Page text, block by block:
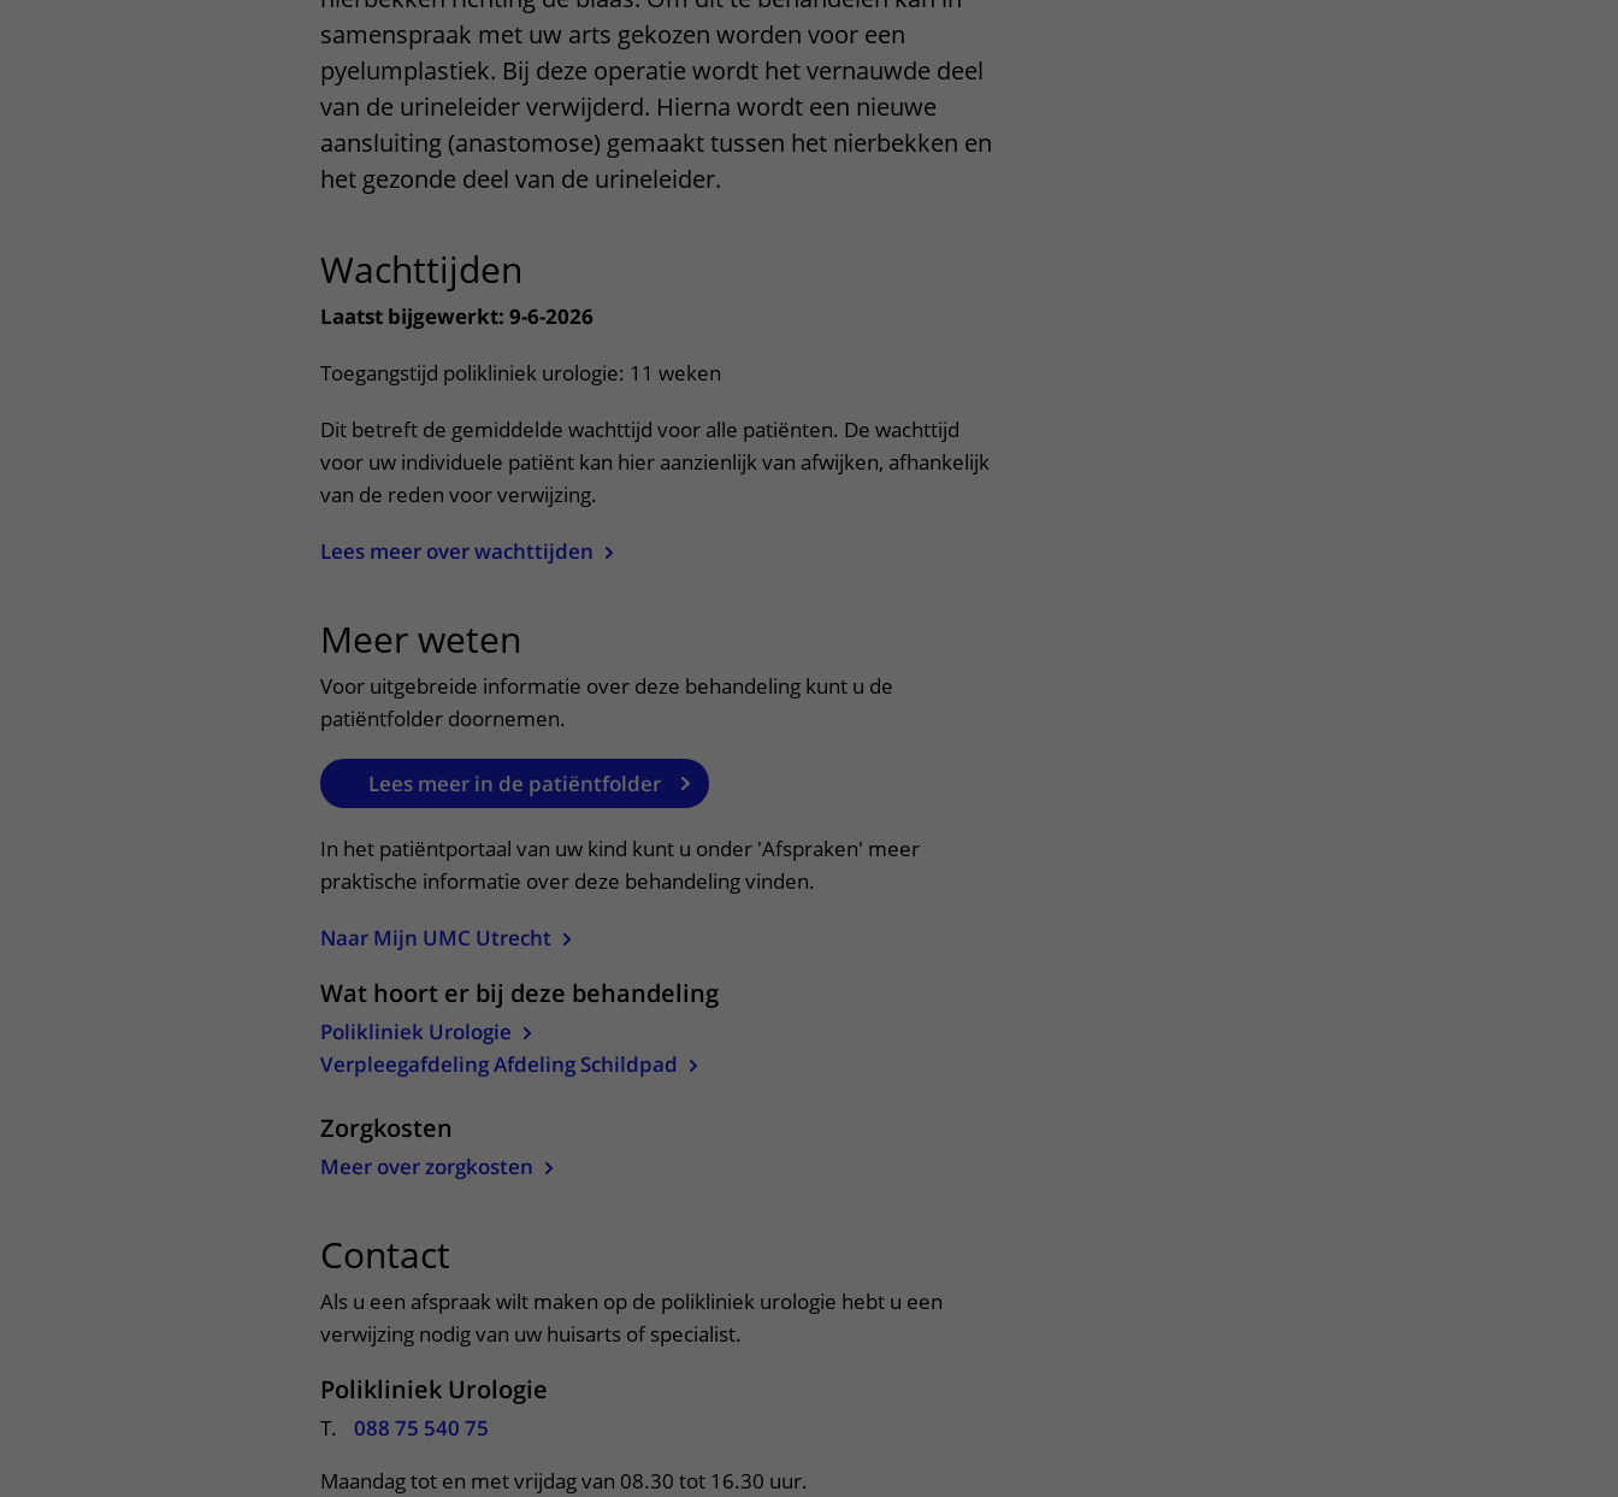
Onze poliklinieken
Onze verpleegafdelingen
Onze faciliteiten
Betere zorg door onderzoek
samenspraak met uw arts gekozen worden voor een
pyelumplastiek. Bij deze operatie wordt het vernauwde deel
van de urineleider verwijderd. Hierna wordt een nieuwe
aansluiting (anastomose) gemaakt tussen het nierbekken en
het gezonde deel van de urineleider.
Wachttijden
Laatst bijgewerkt: 9-6-2026
Toegangstijd polikliniek urologie: 11 weken
Dit betreft de gemiddelde wachttijd voor alle patiënten. De wachttijd
voor uw individuele patiënt kan hier aanzienlijk van afwijken, afhankelijk
van de reden voor verwijzing.
Lees meer over wachttijden
Meer weten
Voor uitgebreide informatie over deze behandeling kunt u de
patiëntfolder doornemen.
Lees meer in de patiëntfolder
In het patiëntportaal van uw kind kunt u onder 'Afspraken' meer
praktische informatie over deze behandeling vinden.
Naar Mijn UMC Utrecht
Wat hoort er bij deze behandeling
Polikliniek Urologie
Verpleegafdeling Afdeling Schildpad
Zorgkosten
Meer over zorgkosten
Contact
Als u een afspraak wilt maken op de polikliniek urologie hebt u een
verwijzing nodig van uw huisarts of specialist.
Polikliniek Urologie
T.
088 75 540 75
Maandag tot en met vrijdag van 08.30 tot 16.30 uur.